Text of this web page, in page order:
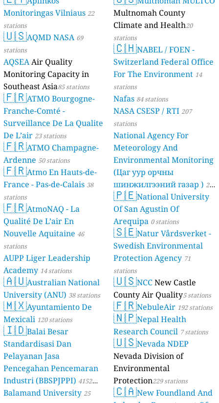
Monitoringas Vilniaus 22
stations
🇺🇸AQMD NASA 69
stations
AQSEAAir Quality
Monitoring Capacity in
Southeast Asia85 stations
🇫🇷ATMO Bourgogne-
Franche-Comté -
Surveillance De La Qualite
De L’air 23 stations
🇫🇷ATMO Champagne-
Ardenne 50 stations
🇫🇷Atmo En Hauts-de-
France - Pas-de-Calais 38
stations
🇫🇷AtmoNAQ - La
Qualité De L’air En
Nouvelle Aquitaine 46
stations
AUPP Liger Leadership
Academy 14 stations
🇦🇺Australian National
University (ANU) 38 stations
🇲🇽Ayuntamiento De
Mexicali 120 stations
🇮🇩Balai Besar
Standardisasi Dan
Pelayanan Jasa
Pencegahan Pencemaran
Industri (BBSPJPPI) 4152
stations
Balamand University25
Multnomah County
Climate and Health20
stations
🇨🇭NABEL / FOEN -
Switzerland Federal Office
For The Environment 14
stations
Nafas 84 stations
NASA CSESP / RTI 207
stations
National Agency For
Meteorology And
Environmental Monitoring
(Цаг уур орчны
шинжилгээний газар ) 21
stations
🇵🇪National University
Of San Agustin Of
Arequipa 0 stations
🇸🇪Natur Vårdsverket -
Swedish Environmental
Protection Agency 71
stations
🇺🇸NCCNew Castle
County Air Quality5 stations
🇫🇷NebuleAir 192 stations
🇳🇵Nepal Health
Research Council 7 stations
🇺🇸Nevada NDEP
Nevada Division of
Environmental
Protection229 stations
🇨🇦New Foundland And